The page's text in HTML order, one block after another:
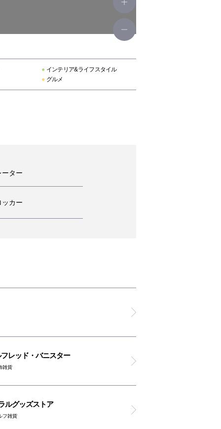
● インテリア&ライフスタイル
● グルメ
ーター
ッカー
レッド・バニスター
雑貨
ルグッズストア
フ雑貨